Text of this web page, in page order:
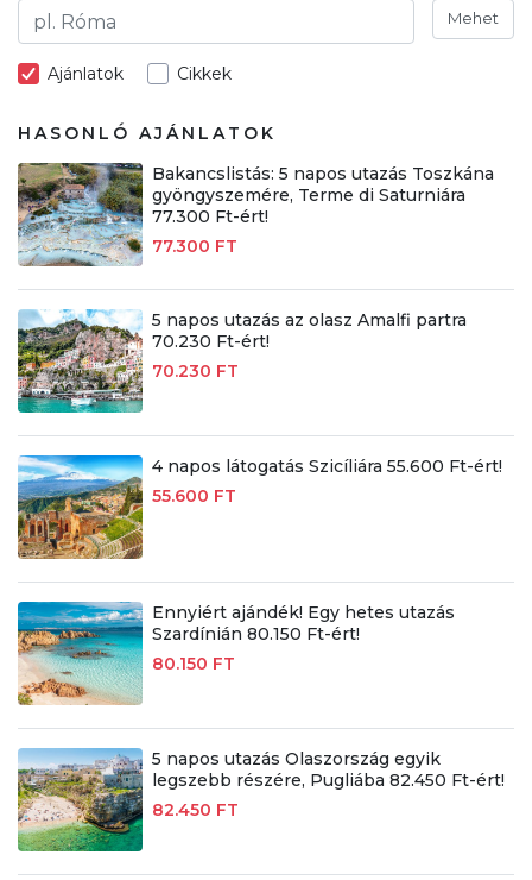
Mehet
Ajánlatok Cikkek
HASONLÓ AJÁNLATOK
Bakancslistás: 5 napos utazás Toszkána
gyöngyszemére, Terme di Saturniára
77.300 Ft-ért!
77.300 FT
5 napos utazás az olasz Amalfi partra
70.230 Ft-ért!
70.230 FT
4 napos látogatás Szicíliára 55.600 Ft-ért!
55.600 FT
Ennyiért ajándék! Egy hetes utazás
Szardínián 80.150 Ft-ért!
80.150 FT
5 napos utazás Olaszország egyik
legszebb részére, Pugliába 82.450 Ft-ért!
82.450 FT